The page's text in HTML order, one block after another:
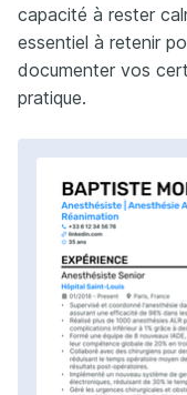
capacité à rester
essentiel à retenir
documenter vos
pratique.